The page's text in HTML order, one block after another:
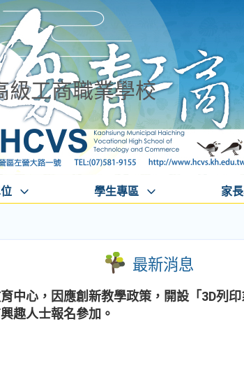
級工商職業學校
學生專區 家
最新消息
中心，因應創新教學政策，開設「3D列
趣人士報名參加。